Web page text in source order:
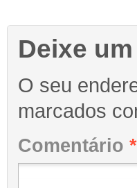
Deixe
O seu
marcados
Comentário *